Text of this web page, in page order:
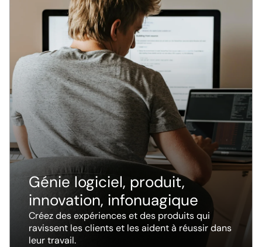
Génie logiciel, produit,
innovation, infonuagique
Créez des expériences et des produits qui
ravissent les clients et les aident à réussir dans
leur travail.